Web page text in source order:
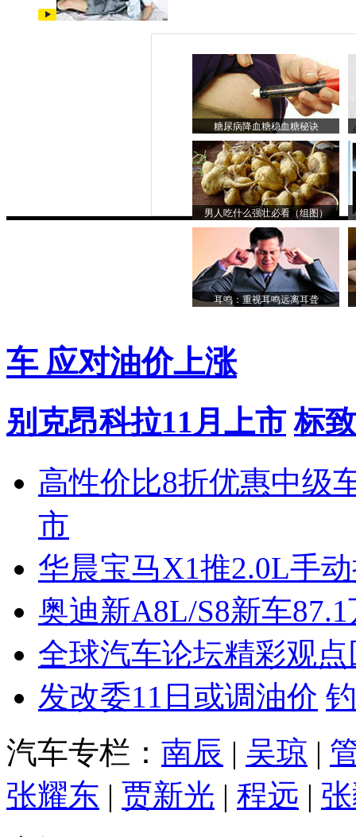
糖尿病降血糖稳血糖秘诀
男人吃什么强壮必看（组图）
耳鸣：重视耳鸣远离耳聋
车 应对油价上涨
别克昂科拉11月上市 标
高性价比8折优惠中级
市
华晨宝马X1推2.0L手
奥迪新A8L/S8新车
全球汽车论坛精彩观点
发改委11日或调油价
汽车专栏： 南辰 | 吴琼 |
张耀东 | 贾新光 | 程远 |